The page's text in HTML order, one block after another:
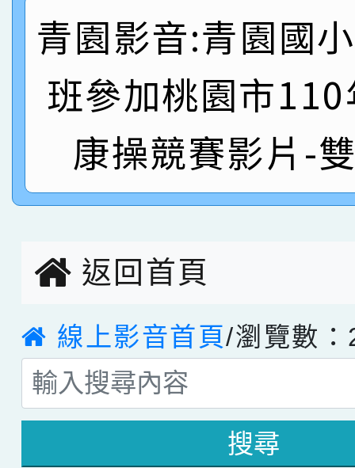
創客第三名。
賽 洪綺君教師榮獲社
名
賀！本校阿巴斯O蜜、
倩參加桃園市科展 國
名 指導老師王老師、
賀！本校四年二班張O
園市英語競賽國小朗讀
指導老師林老師
賀！本校參加桃園市中
賽 劉文瑛教師榮獲教
臺灣台語-第二名
賀！本校參與2026世
市賽榮獲科學小創客佳
青園影音:青園國
班參加桃園市
康操競賽影片-
返回首頁
線上影音首頁/瀏覽數
搜尋